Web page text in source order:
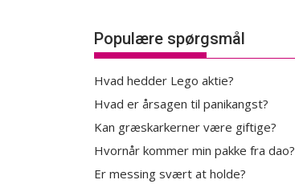
Populære spørgsmål
Hvad hedder Lego aktie?
Hvad er årsagen til panikangst?
Kan græskarkerner være giftige?
Hvornår kommer min pakke fra dao?
Er messing svært at holde?